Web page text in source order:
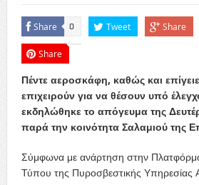
Share 0 Tweet Share
Share
Πέντε αεροσκάφη, καθώς και
επιχειρούν για να θέσουν υπό
εκδηλώθηκε το απόγευμα της
παρά την κοινότητα Σαλαμιού της
Σύμφωνα με ανάρτηση στην
Τύπου της Πυροσβεστικής Υπηρεσίας